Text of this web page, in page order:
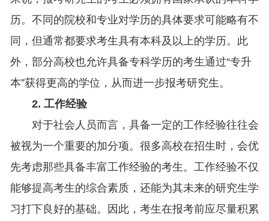
历。不同的院校和专业对学历的具体要求可能略有不
同，但通常都要求考生具有本科及以上的学历。此
外，部分高校也允许具备专科学历的考生通过“专升
本”获得更高的学位，从而进一步报考研究生。
2. 工作经验
对于社会人员而言，具备一定的工作经验往往会
被视为一个重要的加分项。很多高校在招生时，会优
先考虑那些具备丰富工作经验的考生。工作经验不仅
能够提高考生的综合素质，还能为其未来的研究生学
习打下良好的基础。因此，考生在报考前应尽量积累